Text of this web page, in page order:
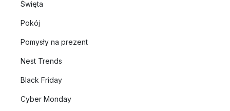
Święta
Pokój
Pomysły na prezent
Nest Trends
Black Friday
Cyber Monday